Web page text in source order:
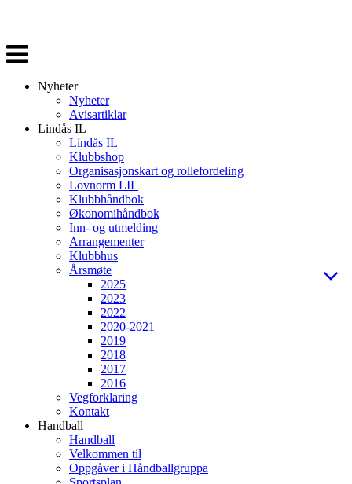
Veksle
navigasjon
Nyheter
Nyheter
Avisartiklar
Lindås IL
Lindås IL
Klubbshop
Organisasjonskart og rollefordeling
Lovnorm LIL
Klubbhåndbok
Økonomihåndbok
Inn- og utmelding
Arrangementer
Klubbhus
Årsmøte
2025
2023
2022
2020-2021
2019
2018
2017
2016
Vegforklaring
Kontakt
Handball
Handball
Velkommen til
Oppgåver i Håndballgruppa